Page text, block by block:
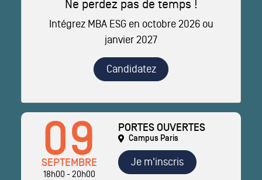
Ne perdez pas de temps !
Intégrez MBA ESG en octobre 2026 ou
janvier 2027
Candidatez
09
SEPTEMBRE
18h00 - 20h00
PORTES OUVERTES
Campus Paris
Je m'inscris